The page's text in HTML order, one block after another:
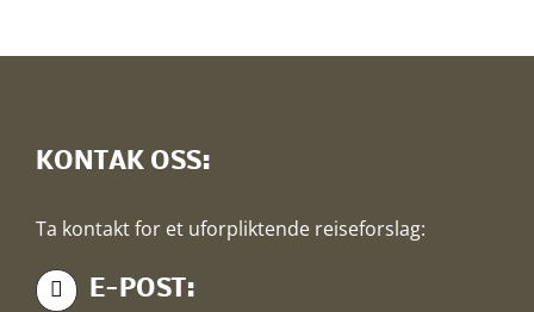
KONTAK OSS:
Ta kontakt for et uforpliktende reiseforslag:
E-POST: